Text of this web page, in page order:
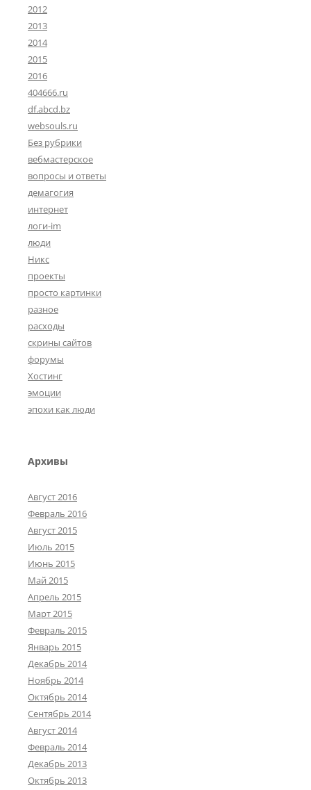
2012
2013
2014
2015
2016
404666.ru
df.abcd.bz
websouls.ru
Без рубрики
вебмастерское
вопросы и ответы
демагогия
интернет
логи-im
люди
Никс
проекты
просто картинки
разное
расходы
скрины сайтов
форумы
Хостинг
эмоции
эпохи как люди
Архивы
Август 2016
Февраль 2016
Август 2015
Июль 2015
Июнь 2015
Май 2015
Апрель 2015
Март 2015
Февраль 2015
Январь 2015
Декабрь 2014
Ноябрь 2014
Октябрь 2014
Сентябрь 2014
Август 2014
Февраль 2014
Декабрь 2013
Октябрь 2013